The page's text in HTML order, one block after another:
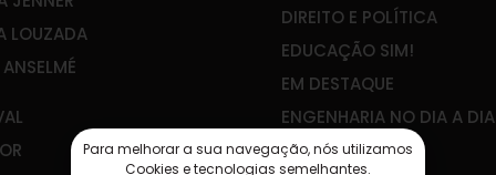
LOUZADA
DIREITO E POLÍTICA
EDUCAÇÃO SIM!
EM DESTAQUE
ENGENHARIA NO DIA A DIA
IBEF-ES
Para melhorar a sua navegação, nós utilizamos
Cookies e tecnologias semelhantes.